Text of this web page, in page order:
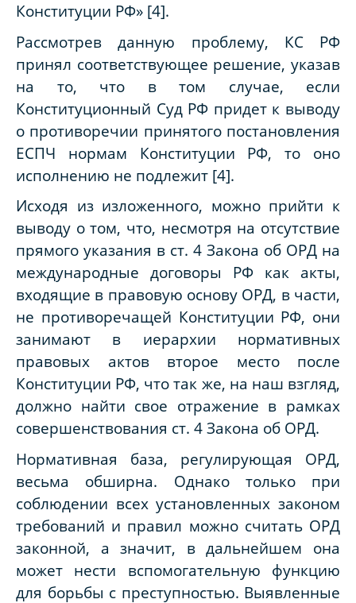
Конституции РФ» [4].
Рассмотрев данную проблему, КС РФ
принял соответствующее решение, указав
на то, что в том случае, если
Конституционный Суд РФ придет к выводу
о противоречии принятого постановления
ЕСПЧ нормам Конституции РФ, то оно
исполнению не подлежит [4].
Исходя из изложенного, можно прийти к
выводу о том, что, несмотря на отсутствие
прямого указания в ст. 4 Закона об ОРД на
международные договоры РФ как акты,
входящие в правовую основу ОРД, в части,
не противоречащей Конституции РФ, они
занимают в иерархии нормативных
правовых актов второе место после
Конституции РФ, что так же, на наш взгляд,
должно найти свое отражение в рамках
совершенствования ст. 4 Закона об ОРД.
Нормативная база, регулирующая ОРД,
весьма обширна. Однако только при
соблюдении всех установленных законом
требований и правил можно считать ОРД
законной, а значит, в дальнейшем она
может нести вспомогательную функцию
для борьбы с преступностью. Выявленные